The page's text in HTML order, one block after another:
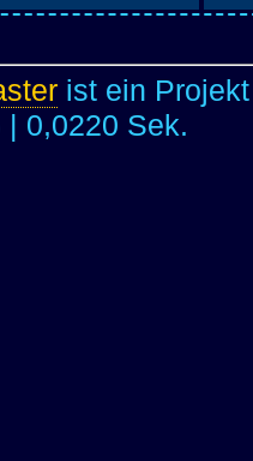
ist ein
| 0,0220 Sek.